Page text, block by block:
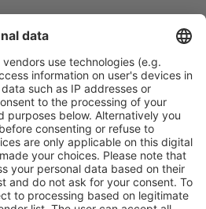
cu opțiune gratuită de anulare.
mult
speciale pentru utilizatorii
de opţiuni: hoteluri, cabane,